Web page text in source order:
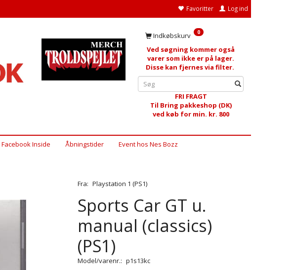
Favoritter Log ind
Indkøbskurv 0
Ved søgning kommer også
varer som ikke er på lager.
Disse kan fjernes via filter.
FRI FRAGT
Til Bring pakkeshop (DK)
ved køb for min. kr. 800
Facebook Inside Åbningstider Event hos Nes Bozz
Fra: Playstation 1 (PS1)
Sports Car GT u.
manual (classics)
(PS1)
Model/varenr.: p1s13kc